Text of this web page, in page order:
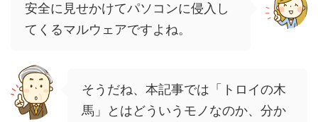
安全に見せかけてパソコンに侵入し
てくるマルウェアですよね。
そうだね、本記事では「トロイの木
馬」とはどういうモノなのか、分か